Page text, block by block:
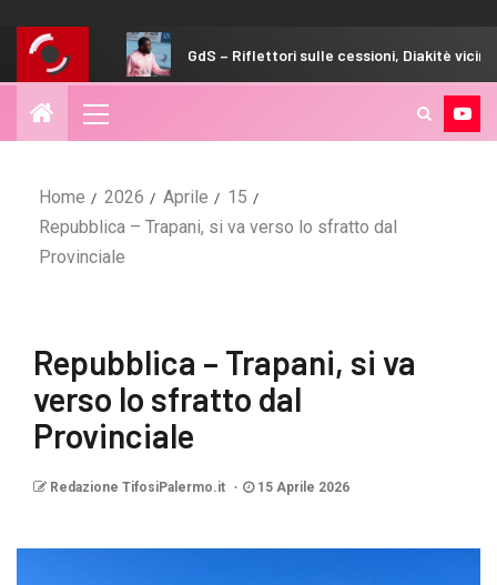
GdS – Riflettori sulle cessioni, Diakitè vicino allo Zulte
Home 2026 Aprile
15
Repubblica – Trapani, si va verso lo sfratto dal
Provinciale
Repubblica – Trapani, si va
verso lo sfratto dal
Provinciale
Redazione TifosiPalermo.it 15 Aprile 2026